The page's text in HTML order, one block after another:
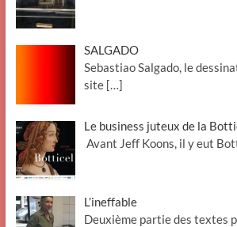
SALGADO
Sebastiao Salgado, le
site […]
Le business juteux de la
Avant Jeff Koons, il y eut
L’ineffable
Deuxième partie des textes